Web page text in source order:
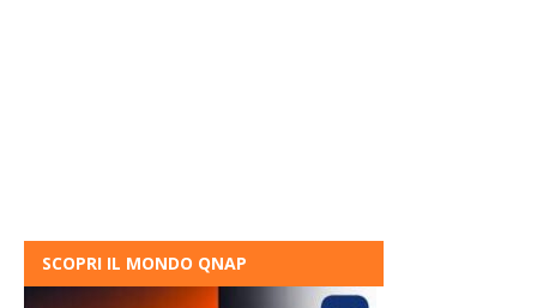
SCOPRI IL MONDO QNAP